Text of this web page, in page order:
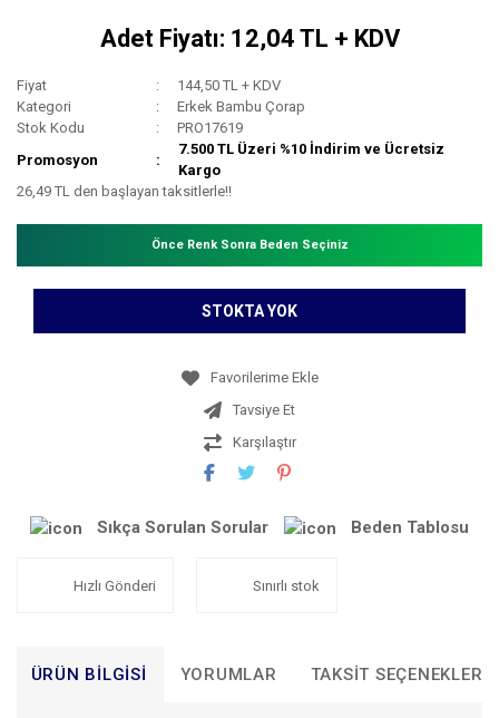
Adet Fiyatı: 12,04 TL + KDV
Fiyat
144,50 TL + KDV
Kategori
Erkek Bambu Çorap
Stok Kodu
PRO17619
Promosyon
7.500 TL Üzeri %10 İndirim ve Ücretsiz
Kargo
26,49 TL den başlayan taksitlerle!!
Önce Renk Sonra Beden Seçiniz
STOKTA YOK
Tavsiye Et
Karşılaştır
Sıkça Sorulan Sorular Beden Tablosu
Hızlı Gönderi Sınırlı stok
ÜRÜN BILGISI YORUMLAR TAKSIT SEÇENEKLERI